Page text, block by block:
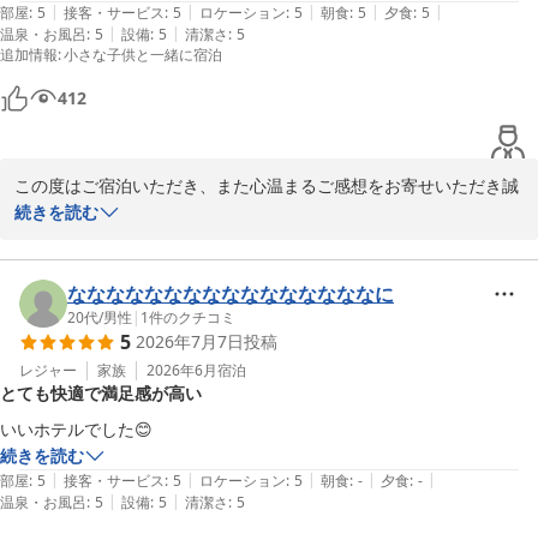
お夕食は１泊目と２泊目で違うメニューでご用意くださり、これも感激
しました。最初から最後までどのスタッフの方もホスピタリティいっぱ
いで、子どもも安心して楽しく過ごせたようです。また今回はご主人が
家族の誕生日ケーキを手配してくださり、素敵な誕生祝いにすることが
できました。本当にありがとうございました、またぜひ宿泊させていた
部屋: 5 | 接客・サービス: 5 | ロケーション: 5 | 朝食: 5 | 夕食: 5 |
温泉・お風呂: 5 | 設備: 5 | 清潔さ: 5
追加情報:小さな子供と一緒に宿泊
412
この度はご宿泊いただき、また心温まるご感想をお寄せいただき誠
にありがとうございます。
コテージやお食事、スタッフの対応にご満足いただけたとの言葉を
大変嬉しく拝見いたしました。
また大切なお誕生日のお祝いのお手伝いができましたことを光栄に
存じます。
是非またお会いできる日を、スタッフ一同心よりお待ちしておりま
す。
ＭＡＫＡＩ ＫＡＭＯＧＡＷＡ ＲＥＳＯＲＴ
2026-06-09
続きを読む
ななななななななななななななななに
20代/男性 | 1件のクチコミ
5 2026年7月7日投稿
レジャー 家族 2026年6月宿泊
とても快適で満足感が高い
いいホテルでした😊
続きを読む
部屋: 5 | 接客・サービス: 5 | ロケーション: 5 | 朝食: - | 夕食: - |
温泉・お風呂: 5 | 設備: 5 | 清潔さ: 5